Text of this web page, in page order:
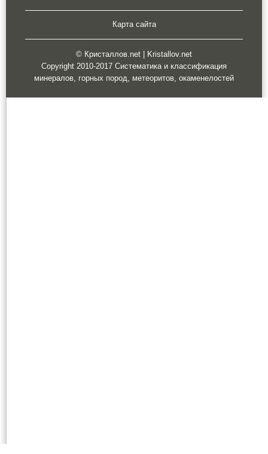
Карта сайта
© Кристаллов.net | Kristallov.net
Copyright 2010-2017 Систематика и классификация
минералов, горных пород, метеоритов, окаменелостей